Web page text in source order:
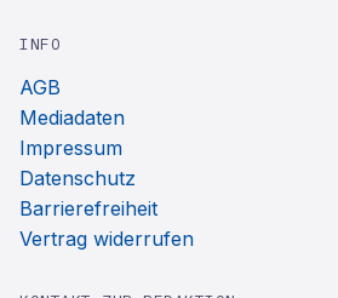
INFO
AGB
Mediadaten
Impressum
Datenschutz
Barrierefreiheit
Vertrag widerrufen